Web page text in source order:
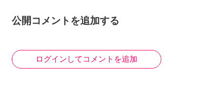
公開コメントを追加する
ログインしてコメントを追加